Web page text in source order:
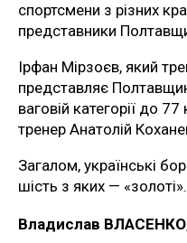
спортсмени з різних
представники
Ірфан Мірзоєв, який
представляє
ваговій категорії до
тренер Анатолій
Загалом, українські
шість з яких — «золоті».
Владислав ВЛАСЕНКО